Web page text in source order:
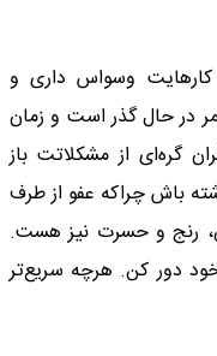
وسواس داری و
در حال گذر است و زمان
گره‌ای از مشکلاتت باز
باش چراکه عفو از طرف
رنج و حسرت نیز هست.
دور کن. هرچه سریع‌تر